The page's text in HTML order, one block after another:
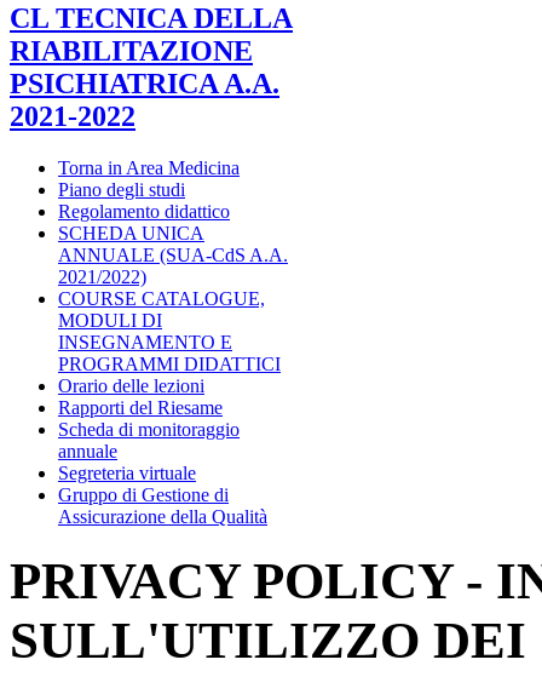
CL TECNICA DELLA
RIABILITAZIONE
PSICHIATRICA A.A.
2021-2022
Torna in Area Medicina
Piano degli studi
Regolamento didattico
SCHEDA UNICA
ANNUALE (SUA-CdS A.A.
2021/2022)
COURSE CATALOGUE,
MODULI DI
INSEGNAMENTO E
PROGRAMMI DIDATTICI
Orario delle lezioni
Rapporti del Riesame
Scheda di monitoraggio
annuale
Segreteria virtuale
Gruppo di Gestione di
Assicurazione della Qualità
PRIVACY POLICY -
SULL'UTILIZZO DEI